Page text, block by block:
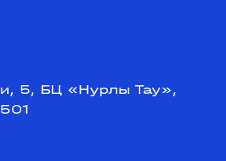
5, БЦ «Нурлы Тау»,